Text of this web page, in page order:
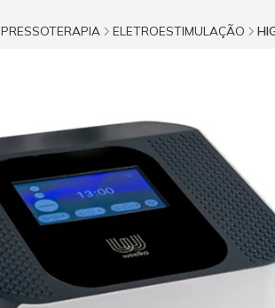
PRESSOTERAPIA ELETROESTIMULAÇÃO